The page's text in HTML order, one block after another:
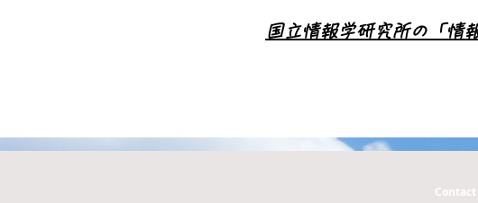
国立情報学研究所の「情
Contact